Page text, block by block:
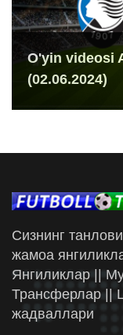
O'yin videosi
(02.06.2024)
Сизнинг
жамоа
Янгиликлар ||
Трансферлар ||
жадваллари